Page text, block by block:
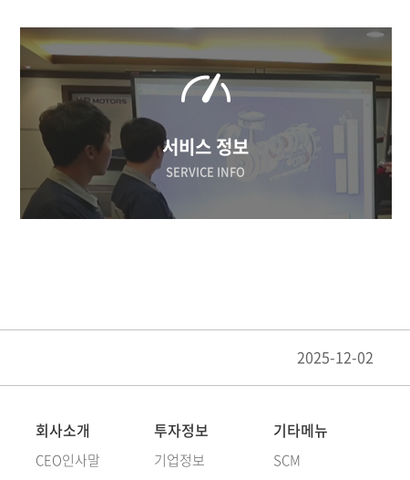
서비스 정보
SERVICE INFO
2025-12-02
회사소개
CEO인사말
투자정보
기업정보
기타메뉴
SCM